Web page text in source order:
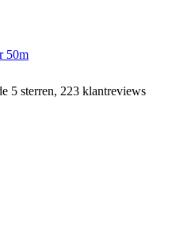
50m
5 sterren, 223 klantreviews